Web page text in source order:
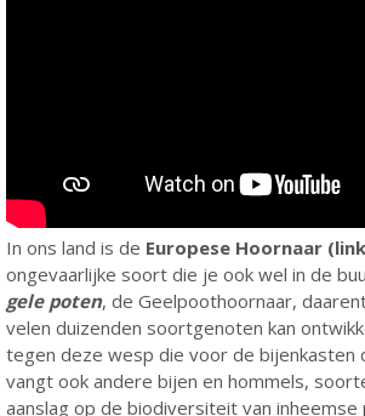
In ons land is de Europese Hoornaar
ongevaarlijke soort die je ook wel in de
gele poten, de Geelpoothoornaar,
velen duizenden soortgenoten kan
tegen deze wesp die voor de bijenkasten
vangt ook andere bijen en hommels,
aanslag op de biodiversiteit van